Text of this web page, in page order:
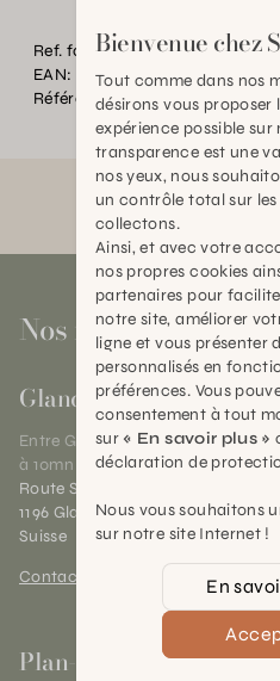
Ref. fournisseur:
FY1223525
EAN:
Référence:
Nos magasins
Gland
Entre Genève et Lausanne,
à 10mn de Nyon
Route Suisse 40
1196 Gland (VD)
Suisse
Contact et horaires
Plan-les-Ouates
Bienvenue chez
Tout comme dans nos
désirons vous proposer
expérience possible sur
transparence est une
nos yeux, nous
un contrôle total sur
collectons.
Ainsi, et avec votre
nos propres cookies
partenaires pour
notre site, améliorer
ligne et vous présenter
personnalisés en
préférences. Vous
consentement à tout
sur « En savoir plus »
déclaration de
Nous vous souhaitons
sur notre site Internet !
En